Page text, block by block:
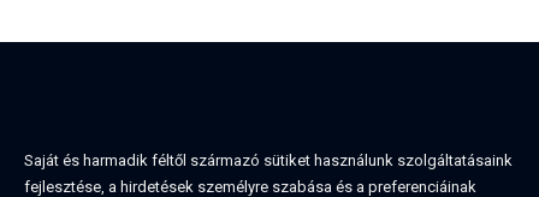
Saját és harmadik féltől származó sütiket használunk szolgáltatásaink
fejlesztése, a hirdetések személyre szabása és a preferenciáinak